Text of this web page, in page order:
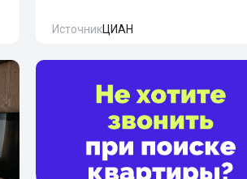
ИсточникЦИАН